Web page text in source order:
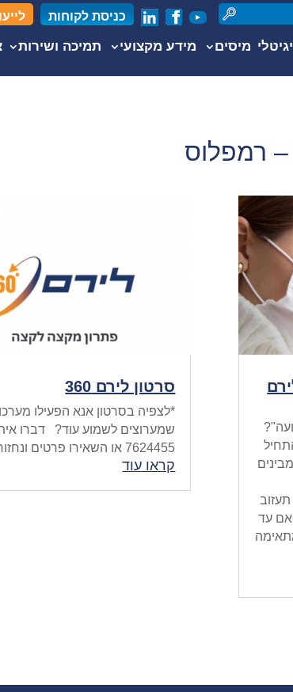
כניסת לקוחות
מיסים מידע מקצועי תמיכה ושירות
– רמפלוס
ללירם 360 ולהתחיל
אם עד
סרטון לירם 360
*לצפיה בסרטון אנא הפעילו
7624455 או השאירו פרטים ונחזור אליכם
קראו עוד